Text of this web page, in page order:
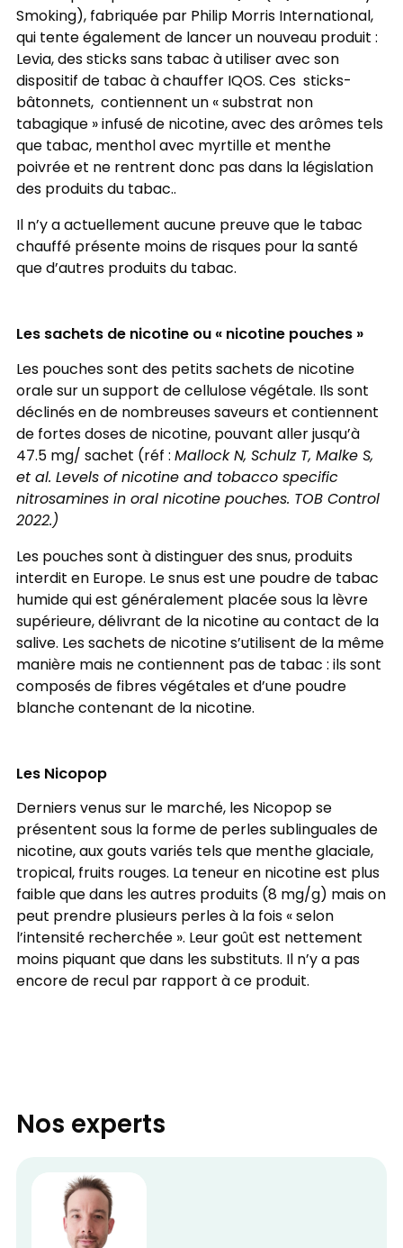
Smoking), fabriquée par Philip Morris International,
qui tente également de lancer un nouveau produit :
Levia, des sticks sans tabac à utiliser avec son
dispositif de tabac à chauffer IQOS. Ces sticks-
bâtonnets, contiennent un « substrat non
tabagique » infusé de nicotine, avec des arômes tels
que tabac, menthol avec myrtille et menthe
poivrée et ne rentrent donc pas dans la législation
des produits du tabac..
Il n’y a actuellement aucune preuve que le tabac
chauffé présente moins de risques pour la santé
que d’autres produits du tabac.
Les sachets de nicotine ou « nicotine pouches »
Les pouches sont des petits sachets de nicotine
orale sur un support de cellulose végétale. Ils sont
déclinés en de nombreuses saveurs et contiennent
de fortes doses de nicotine, pouvant aller jusqu’à
47.5 mg/ sachet (réf :Mallock N, Schulz T, Malke S,
et al. Levels of nicotine and tobacco specific
nitrosamines in oral nicotine pouches. TOB Control
2022.)
Les pouches sont à distinguer des snus, produits
interdit en Europe. Le snus est une poudre de tabac
humide qui est généralement placée sous la lèvre
supérieure, délivrant de la nicotine au contact de la
salive. Les sachets de nicotine s’utilisent de la même
manière mais ne contiennent pas de tabac : ils sont
composés de fibres végétales et d’une poudre
blanche contenant de la nicotine.
Les Nicopop
Derniers venus sur le marché, les Nicopop se
présentent sous la forme de perles sublinguales de
nicotine, aux gouts variés tels que menthe glaciale,
tropical, fruits rouges. La teneur en nicotine est plus
faible que dans les autres produits (8 mg/g) mais on
peut prendre plusieurs perles à la fois « selon
l’intensité recherchée ». Leur goût est nettement
moins piquant que dans les substituts. Il n’y a pas
encore de recul par rapport à ce produit.
Nos experts